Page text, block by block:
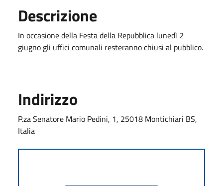
Descrizione
In occasione della Festa della Repubblica lunedì 2
giugno gli uffici comunali resteranno chiusi al pubblico.
Indirizzo
P.za Senatore Mario Pedini, 1, 25018 Montichiari BS,
Italia